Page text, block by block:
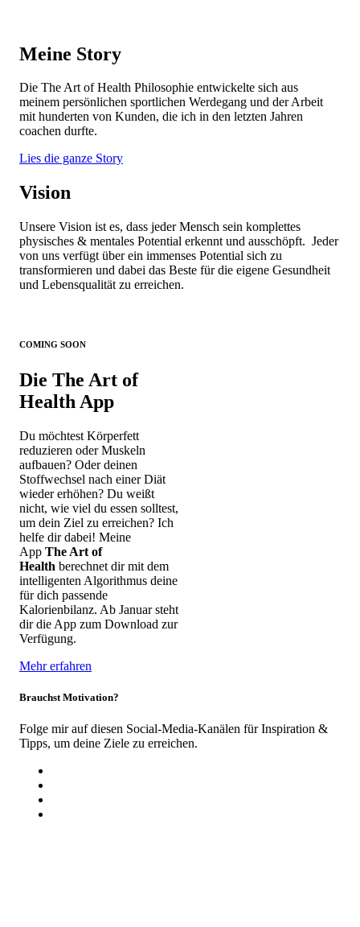
Meine Story
Die The Art of Health Philosophie entwickelte sich aus
meinem persönlichen sportlichen Werdegang und der Arbeit
mit hunderten von Kunden, die ich in den letzten Jahren
coachen durfte.
Lies die ganze Story
Vision
Unsere Vision ist es, dass jeder Mensch sein komplettes
physisches & mentales Potential erkennt und ausschöpft. Jeder
von uns verfügt über ein immenses Potential sich zu
transformieren und dabei das Beste für die eigene Gesundheit
und Lebensqualität zu erreichen.
COMING SOON
Die The Art of
Health App
Du möchtest Körperfett
reduzieren oder Muskeln
aufbauen? Oder deinen
Stoffwechsel nach einer Diät
wieder erhöhen? Du weißt
nicht, wie viel du essen solltest,
um dein Ziel zu erreichen? Ich
helfe dir dabei! Meine
App The Art of
Health berechnet dir mit dem
intelligenten Algorithmus deine
für dich passende
Kalorienbilanz. Ab Januar steht
dir die App zum Download zur
Verfügung.
Mehr erfahren
Brauchst Motivation?
Folge mir auf diesen Social-Media-Kanälen für Inspiration &
Tipps, um deine Ziele zu erreichen.